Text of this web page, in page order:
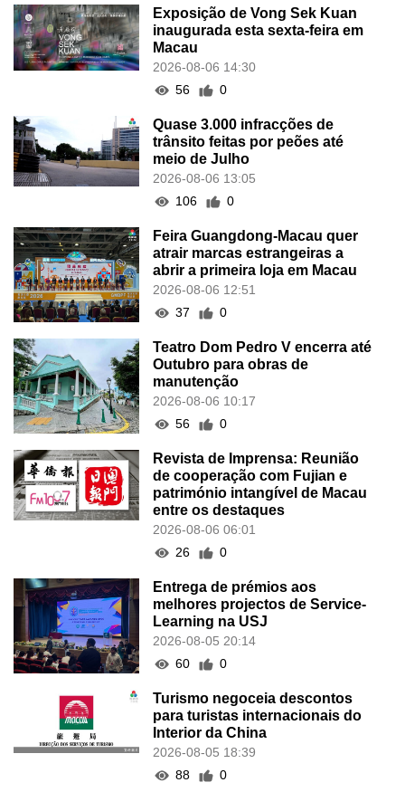
Exposição de Vong Sek Kuan
inaugurada esta sexta-feira em
Macau
2026-08-06 14:30
56
0
Quase 3.000 infracções de
trânsito feitas por peões até
meio de Julho
2026-08-06 13:05
106
0
Feira Guangdong-Macau quer
atrair marcas estrangeiras a
abrir a primeira loja em Macau
2026-08-06 12:51
37
0
Teatro Dom Pedro V encerra até
Outubro para obras de
manutenção
2026-08-06 10:17
56
0
Revista de Imprensa: Reunião
de cooperação com Fujian e
património intangível de Macau
entre os destaques
2026-08-06 06:01
26
0
Entrega de prémios aos
melhores projectos de Service-
Learning na USJ
2026-08-05 20:14
60
0
Turismo negoceia descontos
para turistas internacionais do
Interior da China
2026-08-05 18:39
88
0